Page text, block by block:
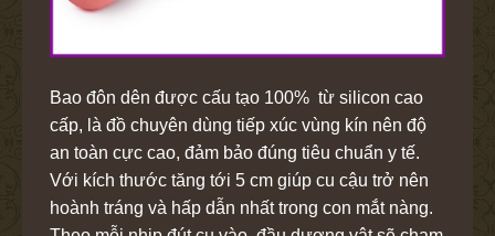
Bao đôn dên được cấu tạo 100% từ silicon cao
cấp, là đồ chuyên dùng tiếp xúc vùng kín nên độ
an toàn cực cao, đảm bảo đúng tiêu chuẩn y tế.
Với kích thước tăng tới 5 cm giúp cu cậu trở nên
hoành tráng và hấp dẫn nhất trong con mắt nàng.